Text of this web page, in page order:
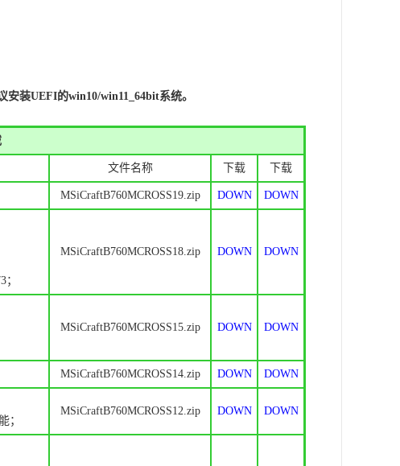
安装UEFI的win10/win11_64bit系统。
文件名称 下载 下载
MSiCraftB760MCROSS19.zip DOWN DOWN
MSiCraftB760MCROSS18.zip DOWN DOWN
MSiCraftB760MCROSS15.zip DOWN DOWN
MSiCraftB760MCROSS14.zip DOWN DOWN
；
MSiCraftB760MCROSS12.zip DOWN DOWN